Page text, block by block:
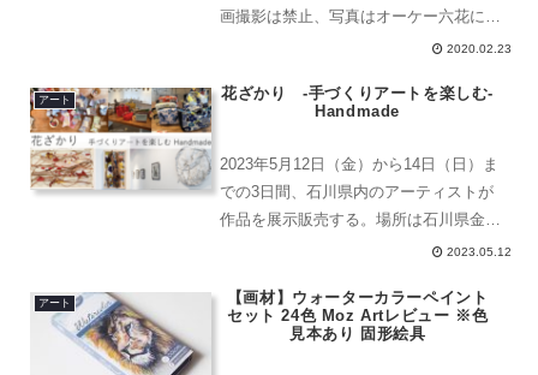
画撮影は禁止、写真はオーケー六花に特
化した建築物ここで、お金を払います。
素敵な雪の結晶デザイン。トラスが良い
2020.02.23
アート
花ざかり -手づくりアートを楽しむ-
Handmade
2023年5月12日（金）から14日（日）ま
での3日間、石川県内のアーティストが
作品を展示販売する。場所は石川県金沢
市松寺町子24-1（木島病院の隣）で行わ
る。花ざかり -手づくりアートを楽し
む- 花ざかり...
2023.05.12
アート
【画材】ウォーターカラーペイント
セット 24色 Moz Artレビュー ※色
見本あり 固形絵具